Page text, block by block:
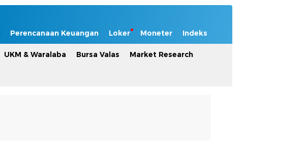
Perencanaan Keuangan Loker Moneter Indeks
UKM & Waralaba Bursa Valas Market Research